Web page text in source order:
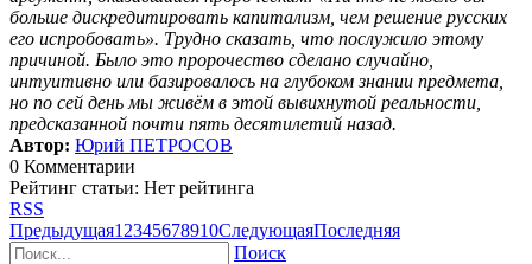
больше дискредитировать капитализм, чем решение русских
его испробовать». Трудно сказать, что послужило этому
причиной. Было это пророчество сделано случайно,
интуитивно или базировалось на глубоком знании предмета,
но по сей день мы живём в этой вывихнутой реальности,
предсказанной почти пять десятилетий назад.
Автор: Юрий ПЕТРОСОВ
0 Комментарии
Рейтинг статьи: Нет рейтинга
RSS
Предыдущая1 2345678910СледующаяПоследняя
Поиск